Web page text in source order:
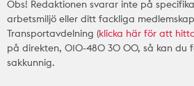
Obs! Redaktionen svarar inte på
arbetsmiljö eller ditt fackliga
Transportavdelning (klicka här för att
på direkten, 010-480 30 00, så kan du
sakkunnig.